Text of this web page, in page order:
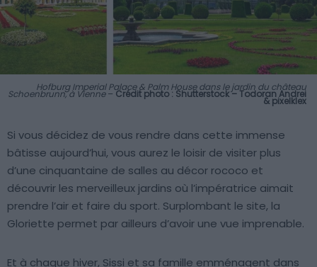
Hofburg Imperial Palace & Palm House dans le jardin du château
Schoenbrunn, à Vienne–Crédit photo : Shutterstock – Todoran Andrei
& pixelklex
Si vous décidez de vous rendre dans cette immense
bâtisse aujourd’hui, vous aurez le loisir de visiter plus
d’une cinquantaine de salles au décor rococo et
découvrir les merveilleux jardins où l’impératrice aimait
prendre l’air et faire du sport. Surplombant le site, la
Gloriette permet par ailleurs d’avoir une vue imprenable.
Et à chaque hiver, Sissi et sa famille emménagent dans